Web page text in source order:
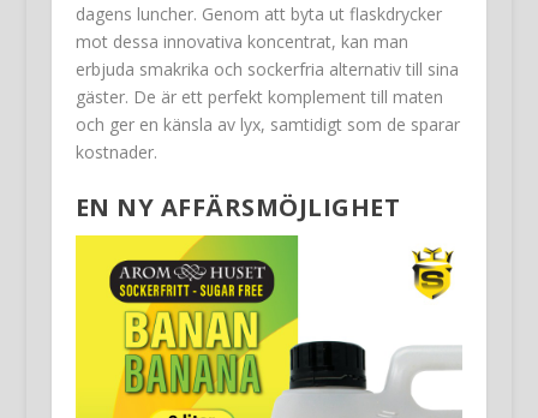
dagens luncher. Genom att byta ut flaskdrycker
mot dessa innovativa koncentrat, kan man
erbjuda smakrika och sockerfria alternativ till sina
gäster. De är ett perfekt komplement till maten
och ger en känsla av lyx, samtidigt som de sparar
kostnader.
EN NY AFFÄRSMÖJLIGHET